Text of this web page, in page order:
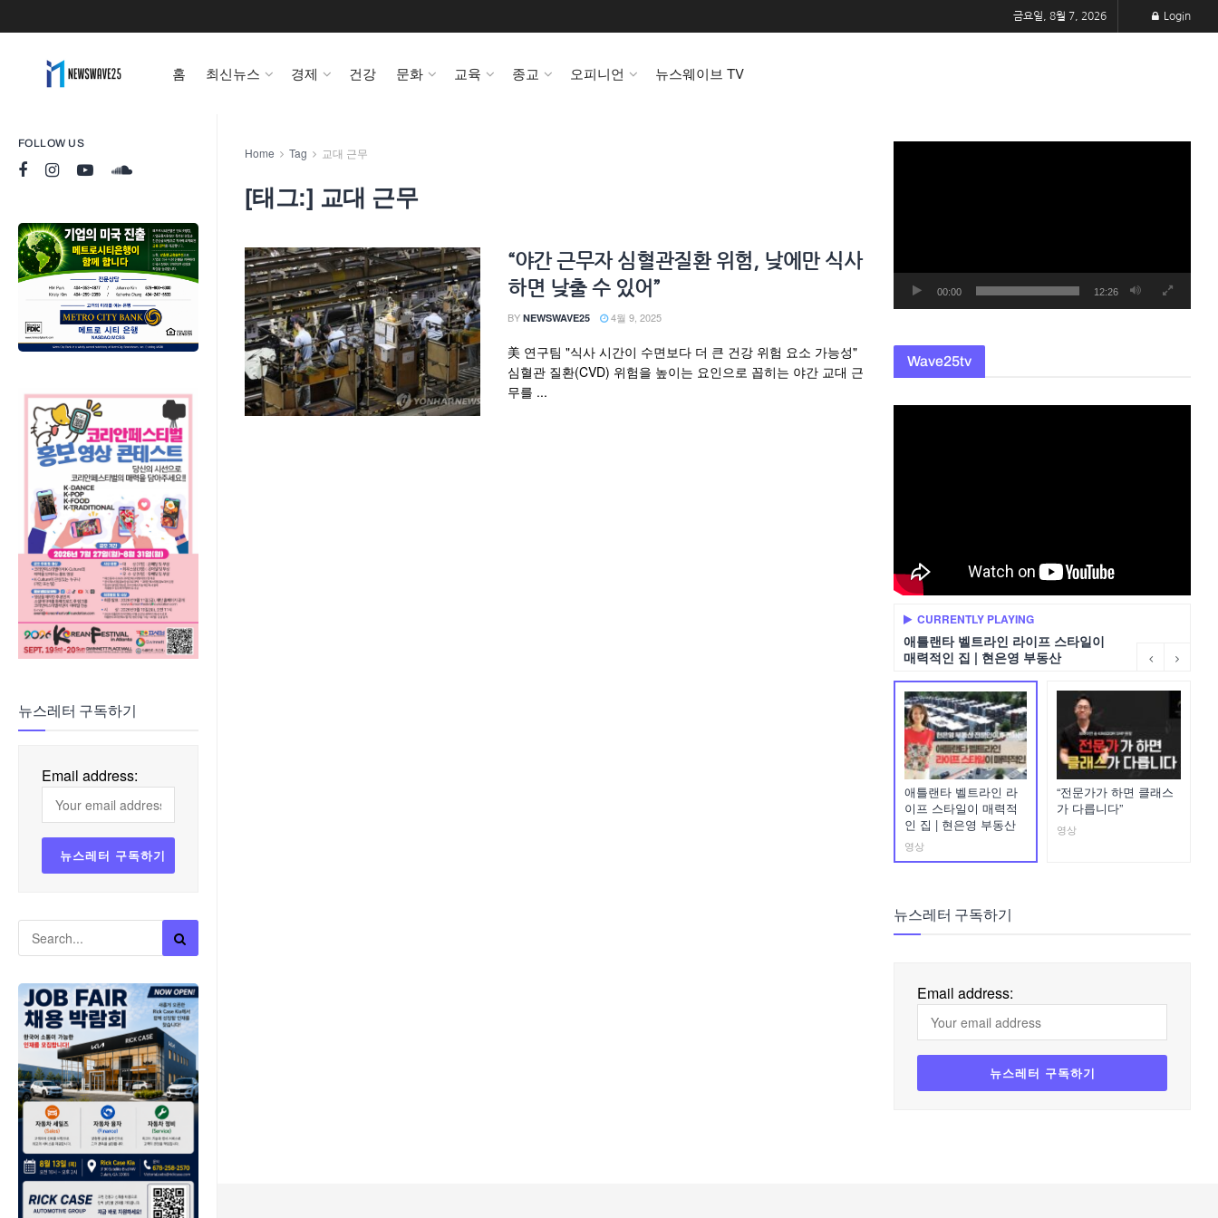
FOLLOW US
뉴스레터 구독하기
Email address:
금요일, 8월 7, 2026 Login
홈 최신뉴스 경제 건강 문화 교육 종교 오피니언 뉴스웨이브 TV
Home Tag 교대 근무
[태그:] 교대 근무
“야간 근무자 심혈관질환 위험, 낮에만 식사
하면 낮출 수 있어”
BY NEWSWAVE25 4월 9, 2025
美 연구팀 "식사 시간이 수면보다 더 큰 건강 위험 요소 가능성"
심혈관 질환(CVD) 위험을 높이는 요인으로 꼽히는 야간 교대 근
무를 ...
00:00 12:26
Wave25tv
CURRENTLY PLAYING
애틀랜타 벨트라인 라이프 스타일이
매력적인 집 | 현은영 부동산
애틀랜타 벨트라인 라
이프 스타일이 매력적
인 집 | 현은영 부동산
영상
“전문가가 하면 클래스
가 다릅니다”
영상
뉴스레터 구독하기
Email address: